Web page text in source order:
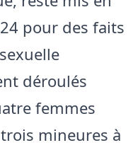
pour des faits
déroulés
femmes
mineures à